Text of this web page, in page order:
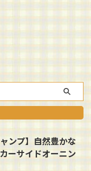
ンプ】自然豊かな
ーサイドオーニン